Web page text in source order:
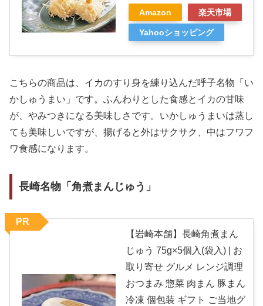
Amazon 楽天市場
Yahooショッピング
こちらの商品は、イカのすり身を練り込んだ呼子名物「い
かしゅうまい」です。ふんわりとした食感とイカの甘味
が、やみつきになる美味しさです。いかしゅうまいは蒸し
ても美味しいですが、揚げると外はサクサク、中はフワフ
ワ食感になります。
長崎名物「角煮まんじゅう」
【岩崎本舗】長崎角煮まん
じゅう 75g×5個入(袋入) | お
取り寄せ グルメ レンジ調理
おつまみ 惣菜 肉まん 豚まん
冷凍 個包装 ギフト ご当地グ
PR